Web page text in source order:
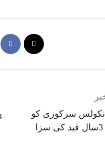
سرکوزی کو